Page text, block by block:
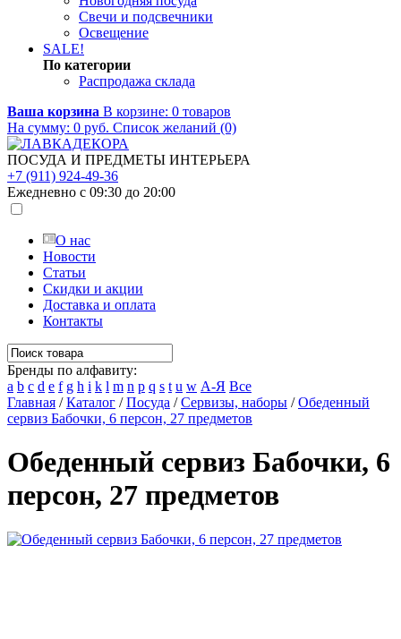
Свечи и подсвечники
Освещение
SALE!
По категории
Распродажа склада
Ваша корзина В корзине: 0 товаров
На сумму: 0 руб. Список желаний (0)
ПОСУДА И ПРЕДМЕТЫ ИНТЕРЬЕРА
+7 (911) 924-49-36
Ежедневно с 09:30 до 20:00
О нас
Новости
Статьи
Скидки и акции
Доставка и оплата
Контакты
Бренды по алфавиту:
a b c d e f g h i k l m n p q s t u w А-Я Все
Главная /Каталог /Посуда /Сервизы, наборы /Обеденный
сервиз Бабочки, 6 персон, 27 предметов
Обеденный сервиз Бабочки, 6
персон, 27 предметов